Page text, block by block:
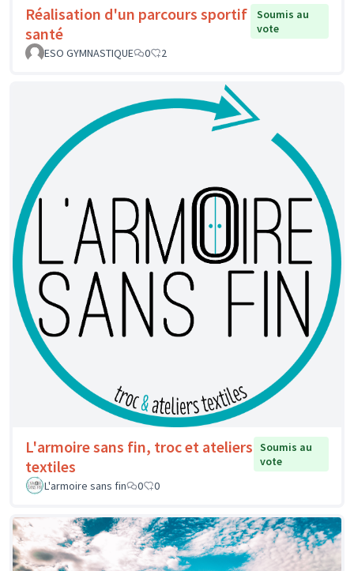
Réalisation d'un parcours sportif
santé
Soumis au
vote
ESO GYMNASTIQUE
0 2
L'armoire sans fin, troc et ateliers
textiles
Soumis au
vote
L'armoire sans fin
0 0